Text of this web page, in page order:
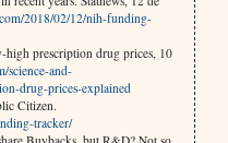
2018/02/12/nih-funding-
high prescription drug prices, 10
science-and-
drug-prices-explained
Citizen.
tracker/